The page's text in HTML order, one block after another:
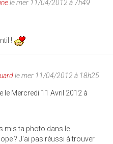
le mer 11/04/2012 à 7h49
!
le mer 11/04/2012 à 18h25
le Mercredi 11 Avril 2012 à
mis ta photo dans le
? J'ai pas réussi à trouver